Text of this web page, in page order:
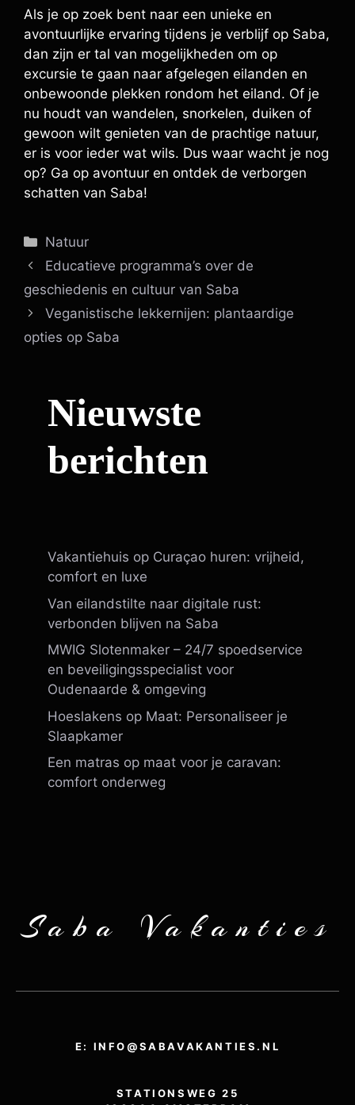
Als je op zoek bent naar een unieke en
avontuurlijke ervaring tijdens je verblijf op Saba,
dan zijn er tal van mogelijkheden om op
excursie te gaan naar afgelegen eilanden en
onbewoonde plekken rondom het eiland. Of je
nu houdt van wandelen, snorkelen, duiken of
gewoon wilt genieten van de prachtige natuur,
er is voor ieder wat wils. Dus waar wacht je nog
op? Ga op avontuur en ontdek de verborgen
schatten van Saba!
Categorieën
Natuur
Educatieve programma’s over de
geschiedenis en cultuur van Saba
Veganistische lekkernijen: plantaardige
opties op Saba
Nieuwste
berichten
Vakantiehuis op Curaçao huren: vrijheid,
comfort en luxe
Van eilandstilte naar digitale rust:
verbonden blijven na Saba
MWIG Slotenmaker – 24/7 spoedservice
en beveiligingsspecialist voor
Oudenaarde & omgeving
Hoeslakens op Maat: Personaliseer je
Slaapkamer
Een matras op maat voor je caravan:
comfort onderweg
Saba Vakanties
E: INFO@SABAVAKANTIES.NL
STATIONSWEG 25